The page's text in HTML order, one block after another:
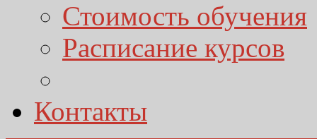
Стоимость обучения
Расписание курсов
Контакты